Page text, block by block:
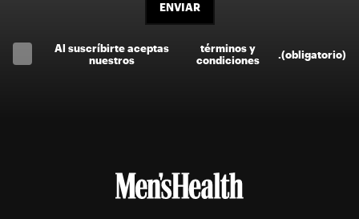
ENVIAR
Al suscríbirte aceptas
nuestros
términos y
condiciones
(obligatorio)